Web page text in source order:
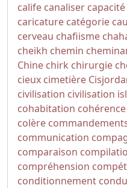
calife canaliser capacité
caricature catégorie
cerveau chafiisme
cheikh chemin
Chine chirk chirurgie
cieux cimetière
civilisation civilisation
cohabitation cohérence
colère
communication
comparaison
compréhension
conditionnement